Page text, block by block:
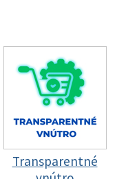
Transparentné